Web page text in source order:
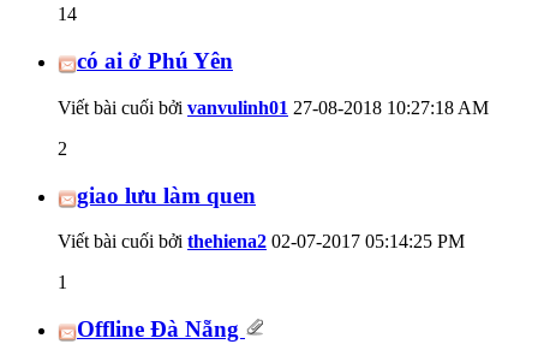
14
có ai ở Phú Yên
Viết bài cuối bởi vanvulinh01 27-08-2018 10:27:18 AM
2
giao lưu làm quen
Viết bài cuối bởi thehiena2 02-07-2017 05:14:25 PM
1
Offline Đà Nẵng